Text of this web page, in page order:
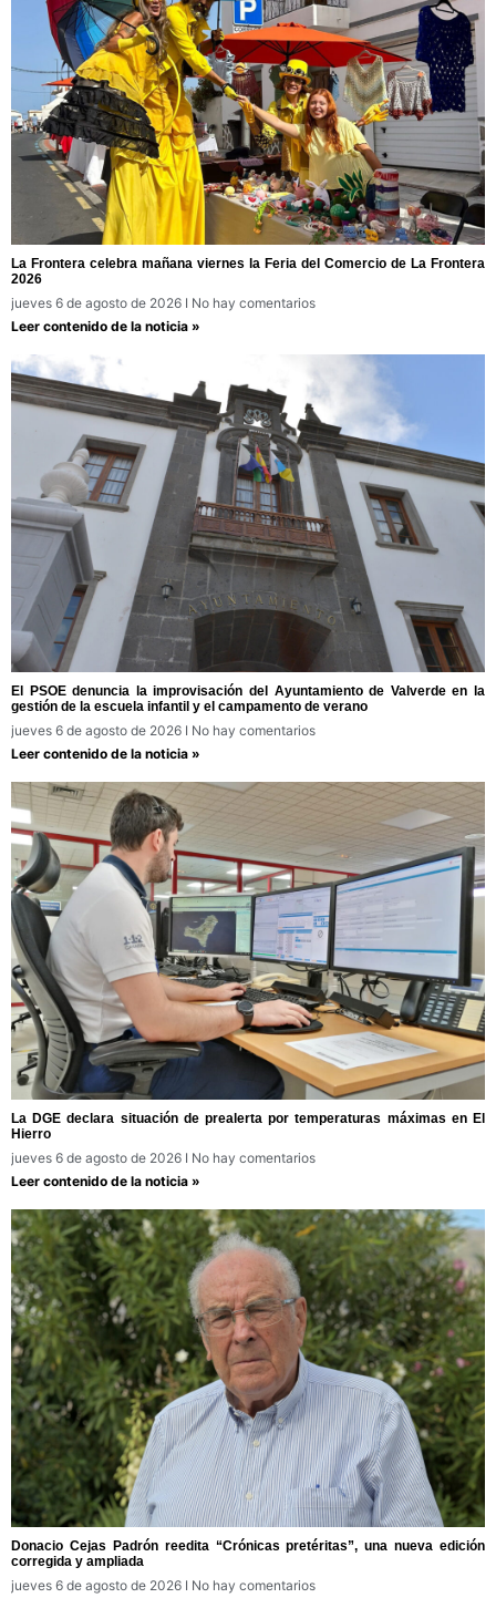
La Frontera celebra mañana viernes la Feria del Comercio de La Frontera
2026
jueves 6 de agosto de 2026
No hay comentarios
Leer contenido de la noticia »
El PSOE denuncia la improvisación del Ayuntamiento de Valverde en la
gestión de la escuela infantil y el campamento de verano
jueves 6 de agosto de 2026
No hay comentarios
Leer contenido de la noticia »
La DGE declara situación de prealerta por temperaturas máximas en El
Hierro
jueves 6 de agosto de 2026
No hay comentarios
Leer contenido de la noticia »
Donacio Cejas Padrón reedita “Crónicas pretéritas”, una nueva edición
corregida y ampliada
jueves 6 de agosto de 2026
No hay comentarios